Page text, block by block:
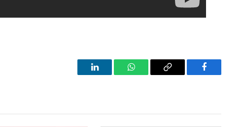
LinkedIn WhatsAppCopy
Facebook